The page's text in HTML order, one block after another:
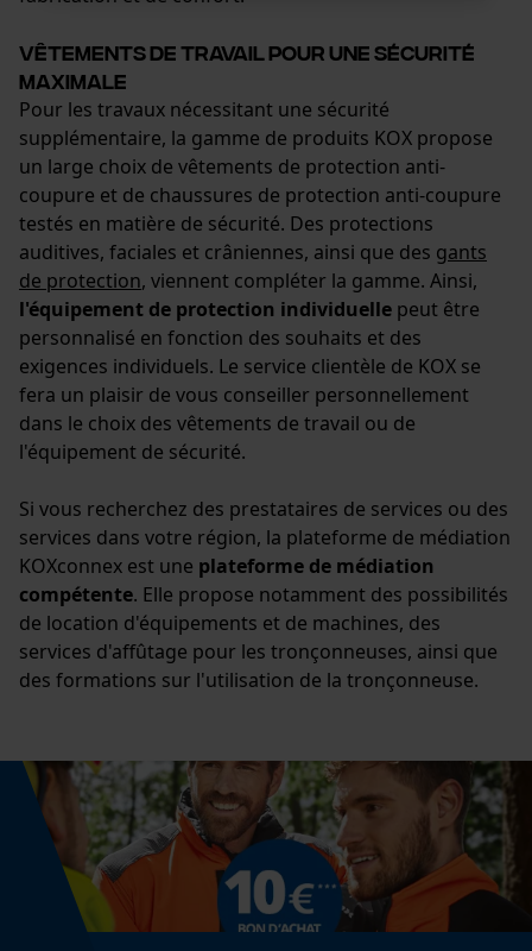
Vêtements de travail pour une sécurité
maximale
Pour les travaux nécessitant une sécurité
supplémentaire, la gamme de produits KOX propose
un large choix de vêtements de protection anti-
coupure et de chaussures de protection anti-coupure
testés en matière de sécurité. Des protections
auditives, faciales et crâniennes, ainsi que des gants
de protection, viennent compléter la gamme. Ainsi,
l'équipement de protection individuelle peut être
personnalisé en fonction des souhaits et des
exigences individuels. Le service clientèle de KOX se
fera un plaisir de vous conseiller personnellement
dans le choix des vêtements de travail ou de
l'équipement de sécurité.
Si vous recherchez des prestataires de services ou des
services dans votre région, la plateforme de médiation
KOXconnex est une plateforme de médiation
compétente. Elle propose notamment des possibilités
de location d'équipements et de machines, des
services d'affûtage pour les tronçonneuses, ainsi que
des formations sur l'utilisation de la tronçonneuse.
Cookies nécessaires
Vérifier linstallation de cookies
Sauvegarder les préférences
pour traitement des données
Econda Tag Manager
Cookies statistiques
Econda Analytics
Mouseflow Web Analytics Tool
Fact-Finder Tracking
Cookies de performance et de
fonctionnalité
Loop54 Personalization